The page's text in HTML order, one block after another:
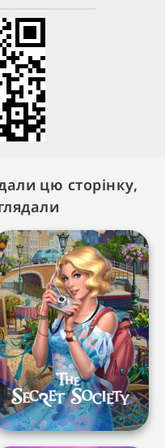
цю сторінку,